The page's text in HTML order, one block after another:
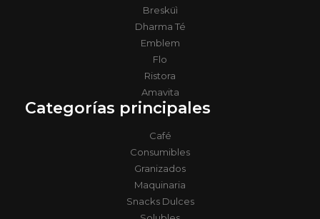
Bresküì
Dharma Té
Emblem
Flo
Ristora
Amavita
Categorías principales
Café
Consumibles
Granizados
Maquinaria
Snacks Dulces